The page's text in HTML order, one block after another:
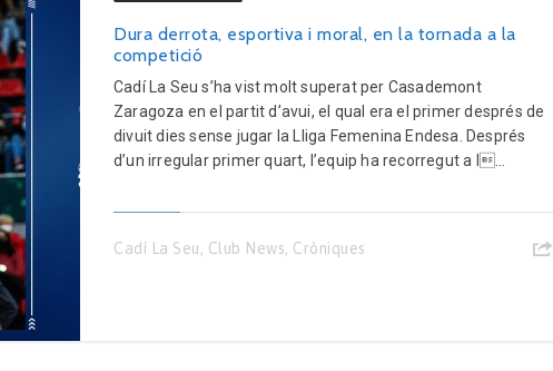
Dura derrota, esportiva i moral, en la tornada a la
competició
Cadí La Seu s’ha vist molt superat per Casademont
Zaragoza en el partit d’avui, el qual era el primer després de
divuit dies sense jugar la Lliga Femenina Endesa. Després
d’un irregular primer quart, l’equip ha recorregut a l...
Cadí La Seu Club News Cròniques